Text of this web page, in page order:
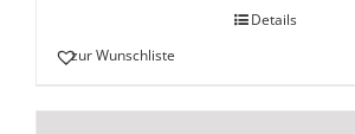
Details
zur Wunschliste